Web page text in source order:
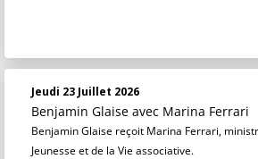
Jeudi 23 Juillet 2026
Benjamin Glaise avec Marina Ferrari
Benjamin Glaise reçoit Marina Ferrari,
Jeunesse et de la Vie associative.